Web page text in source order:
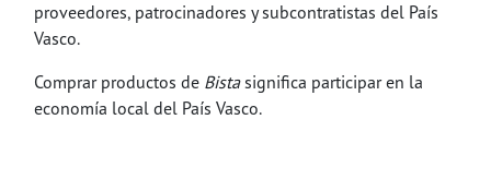
proveedores, patrocinadores y subcontratistas del País
Vasco.
Comprar productos de Bistasignifica participar en la
economía local del País Vasco.